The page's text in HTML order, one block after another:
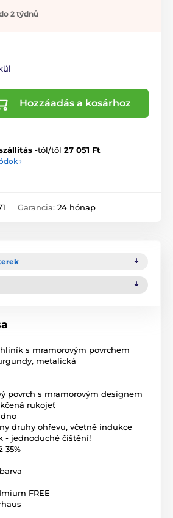
2 týdnů
Hozzáadás a kosárhoz
-tól/től 27 051 Ft
›
Garancia: 24 hónap
s mramorovým povrchem
metalická
povrch s mramorovým designem
rukojeť
druhy ohřevu, včetně indukce
- jednoduché čištění!
35%
FREE